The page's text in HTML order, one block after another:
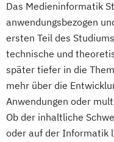
Das Medieninformatik
anwendungsbezogen
ersten Teil des
technische und
später tiefer in die
mehr über die
Anwendungen oder
Ob der inhaltliche
oder auf der Informatik